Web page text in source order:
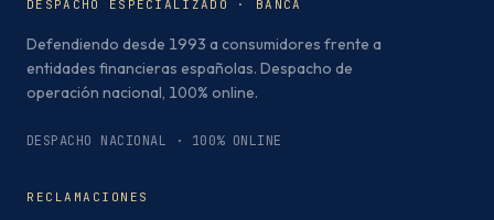
DESPACHO ESPECIALIZADO · BANCA
Defendiendo desde 1993 a consumidores frente a
entidades financieras españolas. Despacho de
operación nacional, 100% online.
DESPACHO NACIONAL · 100% ONLINE
RECLAMACIONES